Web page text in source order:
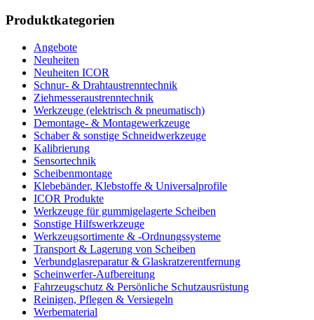
Produktkategorien
Angebote
Neuheiten
Neuheiten ICOR
Schnur- & Drahtaustrenntechnik
Ziehmesseraustrenntechnik
Werkzeuge (elektrisch & pneumatisch)
Demontage- & Montagewerkzeuge
Schaber & sonstige Schneidwerkzeuge
Kalibrierung
Sensortechnik
Scheibenmontage
Klebebänder, Klebstoffe & Universalprofile
ICOR Produkte
Werkzeuge für gummigelagerte Scheiben
Sonstige Hilfswerkzeuge
Werkzeugsortimente & -Ordnungssysteme
Transport & Lagerung von Scheiben
Verbundglasreparatur & Glaskratzerentfernung
Scheinwerfer-Aufbereitung
Fahrzeugschutz & Persönliche Schutzausrüstung
Reinigen, Pflegen & Versiegeln
Werbematerial